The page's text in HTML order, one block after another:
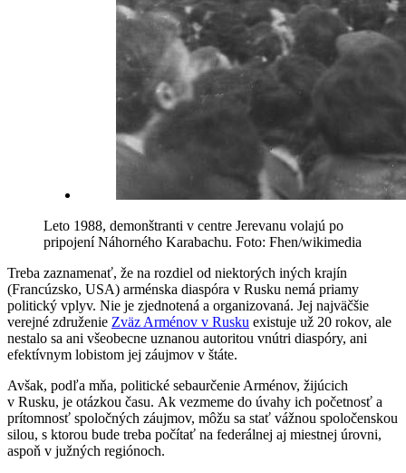
Leto 1988, demonštranti v centre Jerevanu volajú po
pripojení Náhorného Karabachu. Foto: Fhen/wikimedia
Treba zaznamenať, že na rozdiel od niektorých iných krajín
(Francúzsko, USA) arménska diaspóra v Rusku nemá priamy
politický vplyv. Nie je zjednotená a organizovaná. Jej najväčšie
verejné združenie Zväz Arménov v Rusku existuje už 20 rokov, ale
nestalo sa ani všeobecne uznanou autoritou vnútri diaspóry, ani
efektívnym lobistom jej záujmov v štáte.
Avšak, podľa mňa, politické sebaurčenie Arménov, žijúcich
v Rusku, je otázkou času. Ak vezmeme do úvahy ich početnosť a
prítomnosť spoločných záujmov, môžu sa stať vážnou spoločenskou
silou, s ktorou bude treba počítať na federálnej aj miestnej úrovni,
aspoň v južných regiónoch.